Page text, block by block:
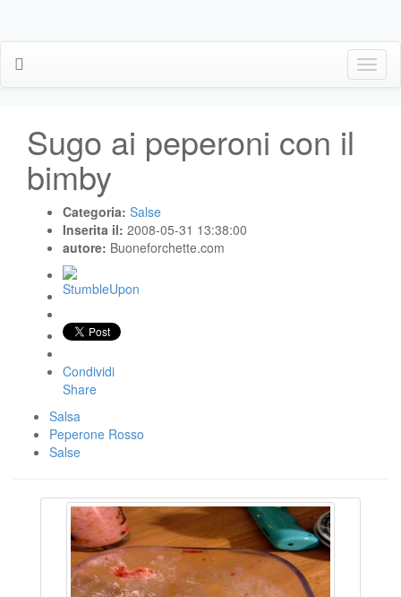
Click
Me
Sugo ai peperoni con il
bimby
Categoria: Salse
Inserita il: 2008-05-31 13:38:00
autore: Buoneforchette.com
Condividi
Share
Salsa
Peperone Rosso
Salse